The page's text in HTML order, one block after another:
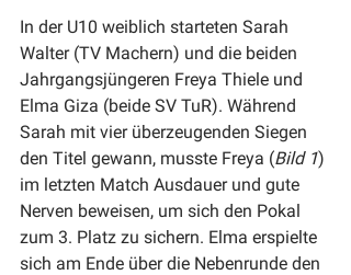
In der U10 weiblich starteten Sarah
Walter (TV Machern) und die beiden
Jahrgangsjüngeren Freya Thiele und
Elma Giza (beide SV TuR). Während
Sarah mit vier überzeugenden Siegen
den Titel gewann, musste Freya (Bild 1)
im letzten Match Ausdauer und gute
Nerven beweisen, um sich den Pokal
zum 3. Platz zu sichern. Elma erspielte
sich am Ende über die Nebenrunde den